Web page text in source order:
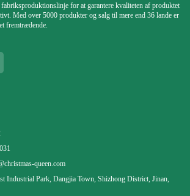
for at garantere kvaliteten af ​​produktet
Med over 5000 produkter og salg til mere end 36 lande er
fremtrædende.
queen.com
Industrial Park, Dangjia Town, Shizhong District, Jinan,